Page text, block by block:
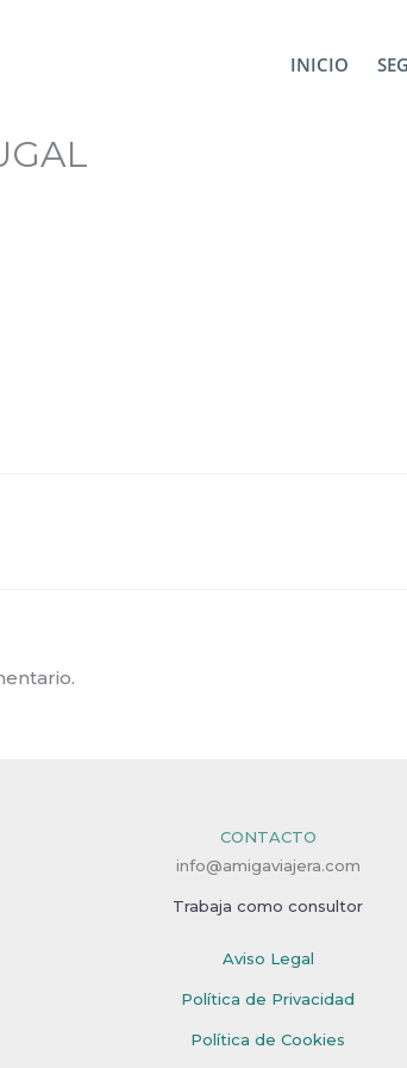
INICIO
CONTACTO
info@amigaviajera.com
Trabaja como consultor
Aviso Legal
Política de Privacidad
Política de Cookies